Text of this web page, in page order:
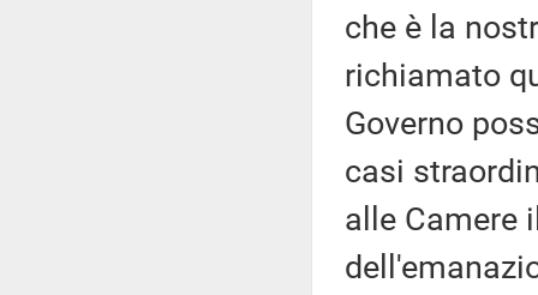
che è la
richiamato
Governo
casi
alle Camere